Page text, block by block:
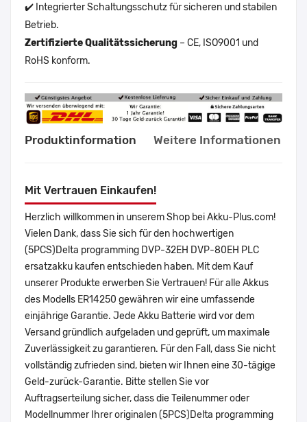
✔️ Integrierter Schaltungsschutz für sicheren und stabilen
Betrieb.
Zertifizierte Qualitätssicherung – CE, ISO9001 und
RoHS konform.
Produktinformation Weitere Informationen
Mit Vertrauen Einkaufen!
Herzlich willkommen in unserem Shop bei Akku-Plus.com!
Vielen Dank, dass Sie sich für den hochwertigen
(5PCS)Delta programming DVP-32EH DVP-80EH PLC
ersatzakku kaufen entschieden haben. Mit dem Kauf
unserer Produkte erwerben Sie Vertrauen! Für alle Akkus
des Modells ER14250 gewähren wir eine umfassende
einjährige Garantie. Jede Akku Batterie wird vor dem
Versand gründlich aufgeladen und geprüft, um maximale
Zuverlässigkeit zu garantieren. Für den Fall, dass Sie nicht
vollständig zufrieden sind, bieten wir Ihnen eine 30-tägige
Geld-zurück-Garantie. Bitte stellen Sie vor
Auftragserteilung sicher, dass die Teilenummer oder
Modellnummer Ihrer originalen (5PCS)Delta programming